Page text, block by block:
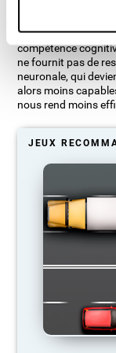
Notre cerveau est
donc tendance à
compétence
ne fournit pas de
neuronale, qui
alors moins
nous rend moins
JEUX